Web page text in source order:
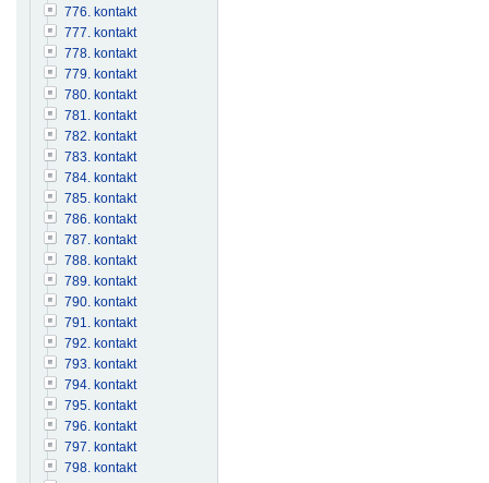
776. kontakt
777. kontakt
778. kontakt
779. kontakt
780. kontakt
781. kontakt
782. kontakt
783. kontakt
784. kontakt
785. kontakt
786. kontakt
787. kontakt
788. kontakt
789. kontakt
790. kontakt
791. kontakt
792. kontakt
793. kontakt
794. kontakt
795. kontakt
796. kontakt
797. kontakt
798. kontakt